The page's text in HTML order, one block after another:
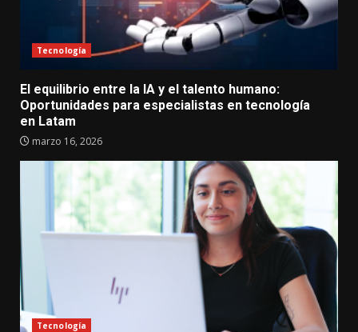
Tecnología
El equilibrio entre la IA y el talento humano:
Oportunidades para especialistas en tecnología
en Latam
marzo 16, 2026
Tecnología